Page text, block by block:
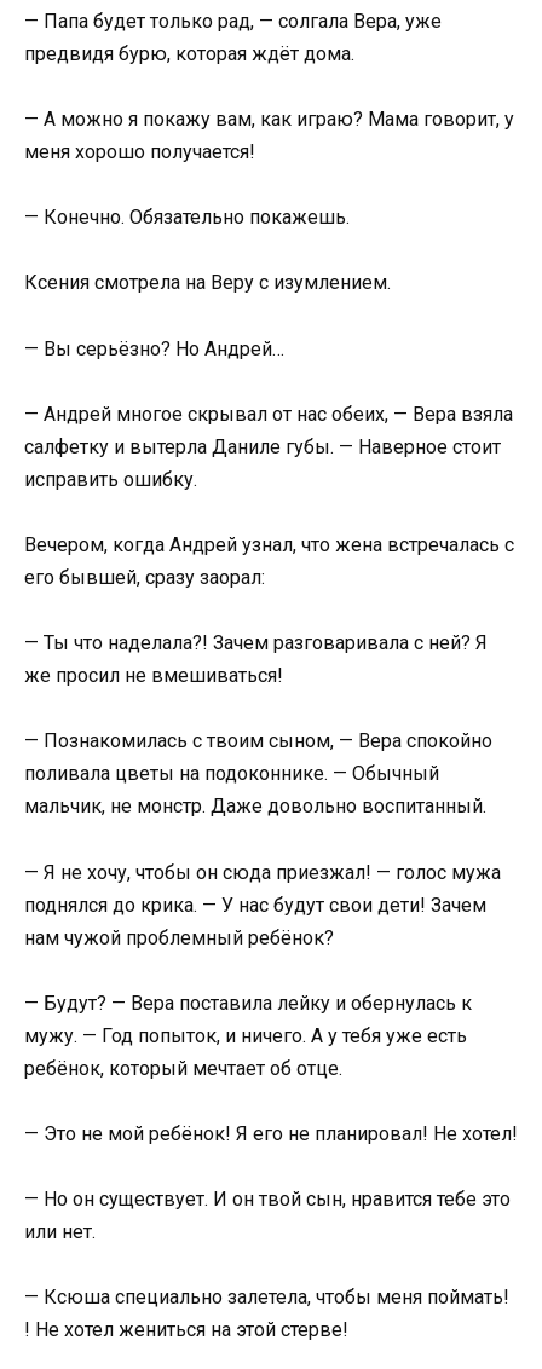
— Папа будет только рад, — солгала Вера, уже
предвидя бурю, которая ждёт дома.
— А можно я покажу вам, как играю? Мама говорит, у
меня хорошо получается!
— Конечно. Обязательно покажешь.
Ксения смотрела на Веру с изумлением.
— Вы серьёзно? Но Андрей…
— Андрей многое скрывал от нас обеих, — Вера взяла
салфетку и вытерла Даниле губы. — Наверное стоит
исправить ошибку.
Вечером, когда Андрей узнал, что жена встречалась с
его бывшей, сразу заорал:
— Ты что наделала?! Зачем разговаривала с ней? Я
же просил не вмешиваться!
— Познакомилась с твоим сыном, — Вера спокойно
поливала цветы на подоконнике. — Обычный
мальчик, не монстр. Даже довольно воспитанный.
— Я не хочу, чтобы он сюда приезжал! — голос мужа
поднялся до крика. — У нас будут свои дети! Зачем
нам чужой проблемный ребёнок?
— Будут? — Вера поставила лейку и обернулась к
мужу. — Год попыток, и ничего. А у тебя уже есть
ребёнок, который мечтает об отце.
— Это не мой ребёнок! Я его не планировал! Не хотел!
— Но он существует. И он твой сын, нравится тебе это
или нет.
— Ксюша специально залетела, чтобы меня поймать!
! Не хотел жениться на этой стерве!